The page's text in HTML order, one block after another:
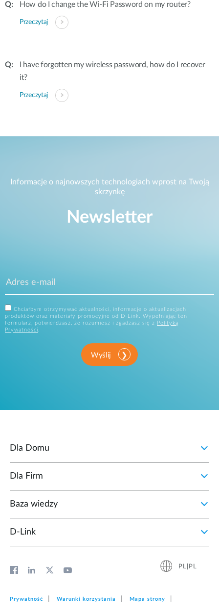
How do I change the Wi-Fi Password on my router?
Przeczytaj
I have forgotten my wireless password, how do I recover
it?
Przeczytaj
Informacje o najnowszych technologiach wprost na Twoją
skrzynkę
Newsletter
Chciałbym otrzymywać aktualności, informacje o aktualizacjach
produktów oraz materiały promocyjne od D-Link. Wypełniając ten
formularz, potwierdzasz, że rozumiesz i zgadzasz się z
Polityką
Prywatności.
Wyślij
Dla Domu
Dla Firm
Baza wiedzy
D‑Link
PL|PL
Prywatność Warunki korzystania Mapa strony